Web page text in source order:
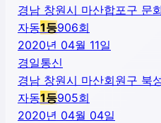
경남 창원시 마산합포구 문
자동1등906회
2020년 04월 11일
경일통신
경남 창원시 마산회원구 북
자동1등905회
2020년 04월 04일